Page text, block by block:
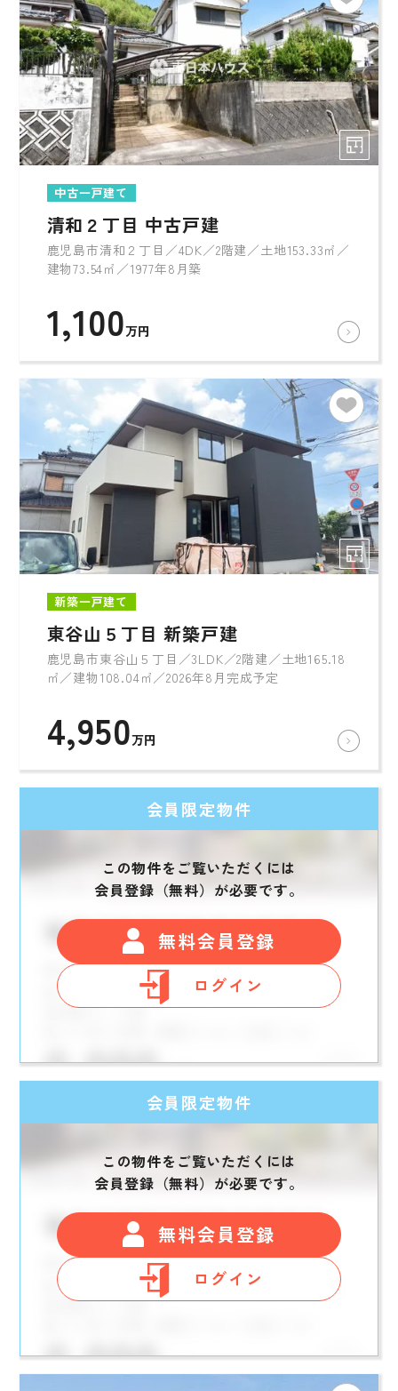
中古一戸建て
清和２丁目 中古戸建
鹿児島市清和２丁目／4DK／2階建／土地153.33㎡／
建物73.54㎡／1977年8月築
1,100万円
新築一戸建て
東谷山５丁目 新築戸建
鹿児島市東谷山５丁目／3LDK／2階建／土地165.18
㎡／建物108.04㎡／2026年8月完成予定
4,950万円
会員限定物件
この物件をご覧いただくには
会員登録（無料）が必要です。
無料会員登録
ログイン
会員限定物件
この物件をご覧いただくには
会員登録（無料）が必要です。
無料会員登録
ログイン